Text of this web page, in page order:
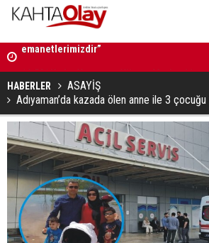
ilerliyor
HABERLER
ASAYİŞ
Adıyaman’da kazada ölen anne ile 3